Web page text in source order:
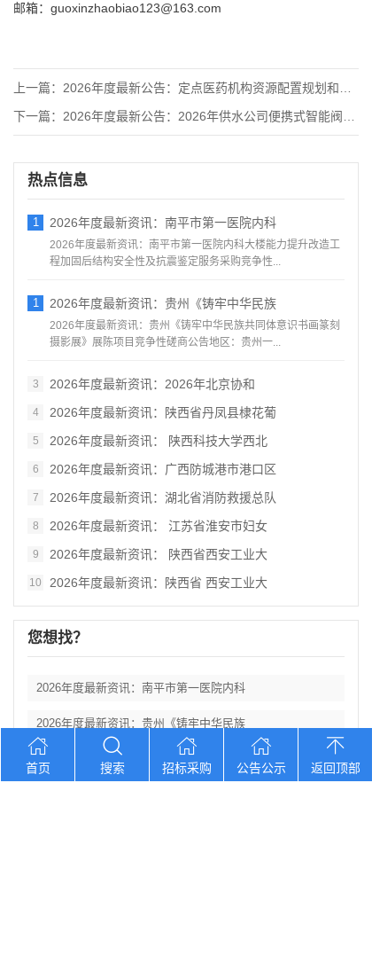
邮箱：guoxinzhaobiao123@163.com
上一篇： 2026年度最新公告：定点医药机构资源配置规划和管理项目服务
下一篇： 2026年度最新公告：2026年供水公司便携式智能阀门启闭器
热点信息
1 2026年度最新资讯：南平市第一医院内科
2026年度最新资讯：南平市第一医院内科大楼能力提升改造工
程加固后结构安全性及抗震鉴定服务采购竞争性...
1 2026年度最新资讯：贵州《铸牢中华民族
2026年度最新资讯：贵州《铸牢中华民族共同体意识书画篆刻
摄影展》展陈项目竞争性磋商公告地区：贵州一...
3 2026年度最新资讯：2026年北京协和
4 2026年度最新资讯：陕西省丹凤县棣花葡
5 2026年度最新资讯： 陕西科技大学西北
6 2026年度最新资讯：广西防城港市港口区
7 2026年度最新资讯：湖北省消防救援总队
8 2026年度最新资讯： 江苏省淮安市妇女
9 2026年度最新资讯： 陕西省西安工业大
10 2026年度最新资讯：陕西省 西安工业大
您想找？
2026年度最新资讯：南平市第一医院内科
2026年度最新资讯：贵州《铸牢中华民族
2026年度最新资讯：2026年北京协和
首页 搜索 招标采购 公告公示 返回顶部